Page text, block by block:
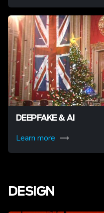
DEEPFAKE & AI
Learn more
DESIGN